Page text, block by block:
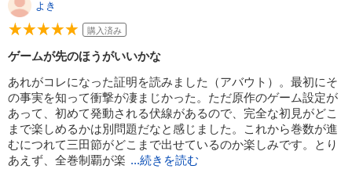
よき
購入済み
ゲームが先のほうがいいかな
あれがコレになった証明を読みました（アバウト）。最初にそ
の事実を知って衝撃が凄まじかった。ただ原作のゲーム設定が
あって、初めて発動される伏線があるので、完全な初見がどこ
まで楽しめるかは別問題だなと感じました。これから巻数が進
むにつれて三田節がどこまで出せているのか楽しみです。とり
あえず、全巻制覇が楽 ...続きを読む